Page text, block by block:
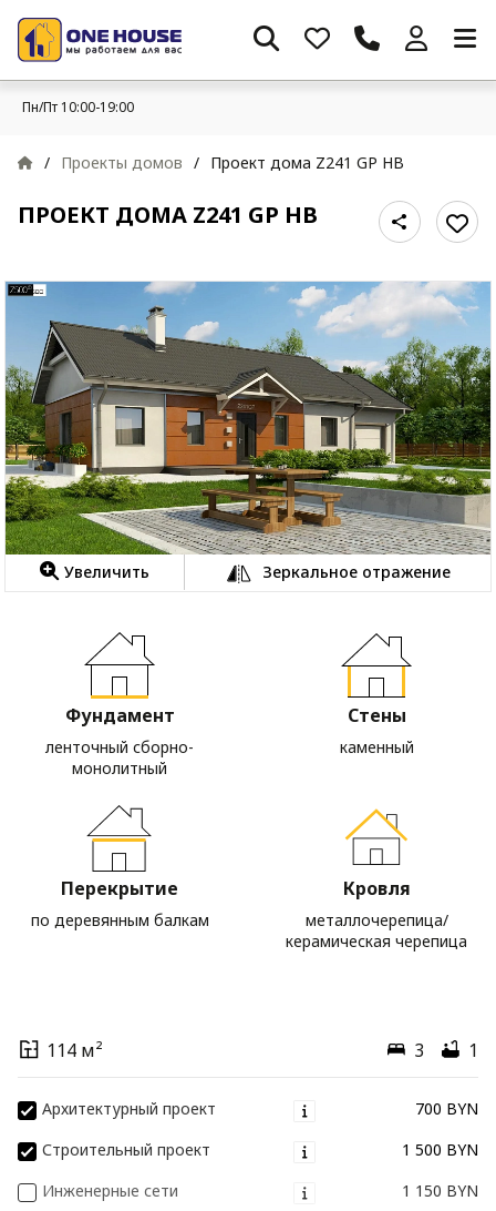
Пн/Пт 10:00-19:00
/ Проекты домов / Проект дома Z241 GP HB
ПРОЕКТ ДОМА Z241 GP HB
Увеличить Зеркальное отражение
Фундамент
ленточный сборно-
монолитный
Стены
каменный
Перекрытие
по деревянным балкам
Кровля
металлочерепица/
керамическая черепица
114 м² 3 1
Архитектурный проект
700 BYN
Строительный проект
1 500 BYN
Инженерные сети
1 150 BYN